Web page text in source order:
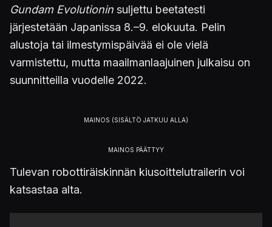
Gundam Evolutionin suljettu beetatesti
järjestetään Japanissa 8.–9. elokuuta. Pelin
alustoja tai ilmestymispäivää ei ole vielä
varmistettu, mutta maailmanlaajuinen julkaisu on
suunnitteilla vuodelle 2022.
Tulevan robottiräiskinnän kiusoittelutrailerin voi
katsastaa alta.